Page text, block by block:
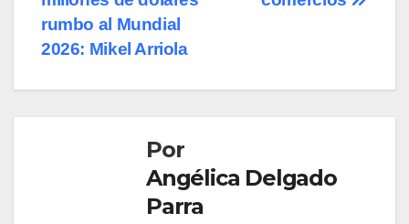
rumbo al Mundial
2026: Mikel Arriola
Por
Angélica Delgado
Parra